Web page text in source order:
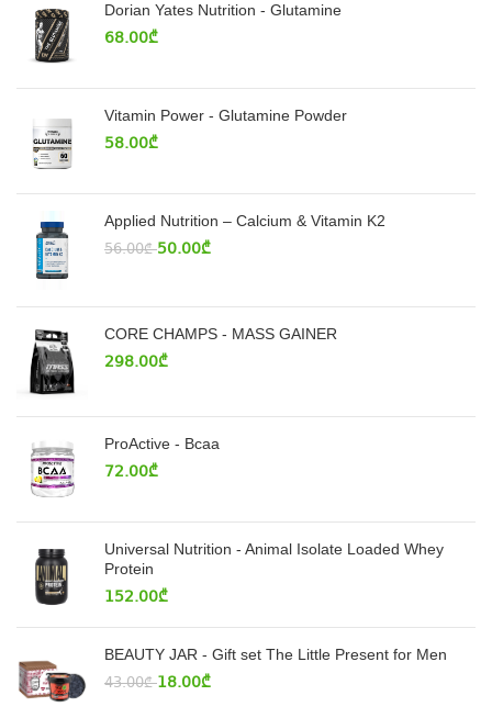
Dorian Yates Nutrition - Glutamine
68.00₾
Vitamin Power - Glutamine Powder
58.00₾
Applied Nutrition – Calcium & Vitamin K2
56.00₾ 50.00₾
CORE CHAMPS - MASS GAINER
298.00₾
ProActive - Bcaa
72.00₾
Universal Nutrition - Animal Isolate Loaded Whey
Protein
152.00₾
BEAUTY JAR - Gift set The Little Present for Men
43.00₾ 18.00₾